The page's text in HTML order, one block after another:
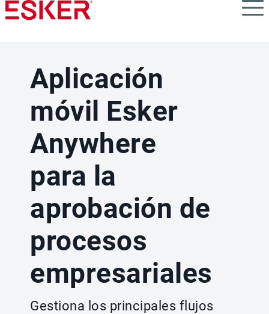
Skip
to
Aplicación
móvil Esker
Anywhere
para la
aprobación de
procesos
empresariales
Gestiona los principales flujos